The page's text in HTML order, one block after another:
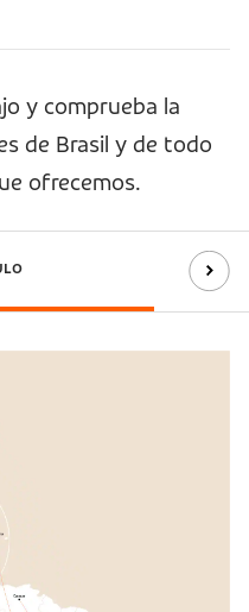
y comprueba la
de Brasil y de todo
ofrecemos.